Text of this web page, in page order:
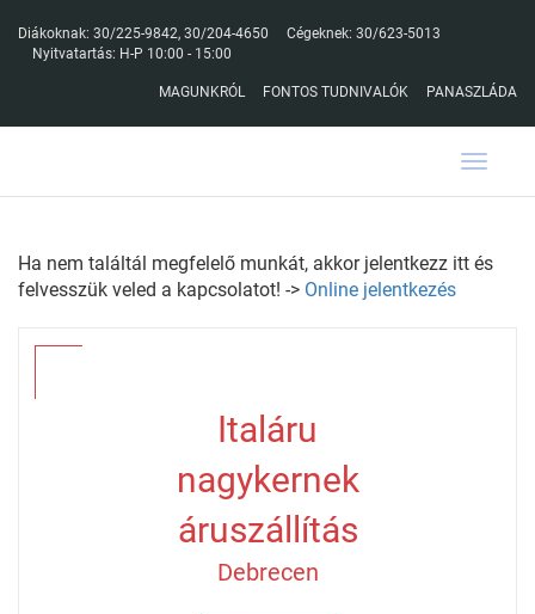
Diákoknak: 30/225-9842, 30/204-4650 Cégeknek: 30/623-5013
Nyitvatartás: H-P 10:00 - 15:00
MAGUNKRÓL FONTOS TUDNIVALÓK PANASZLÁDA
Toggle
Ha nem találtál megfelelő munkát, akkor jelentkezz itt és
felvesszük veled a kapcsolatot! -> Online jelentkezés
Italáru
nagykernek
áruszállítás
Debrecen